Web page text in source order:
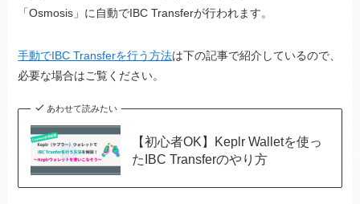
「Osmosis」に自動でIBC Transferが行われます。
手動でIBC Transferを行う方法は下の記事で紹介しているので、
必要な場合はご覧ください。
あわせて読みたい
【初心者OK】Keplr Walletを使っ
たIBC Transferのやり方